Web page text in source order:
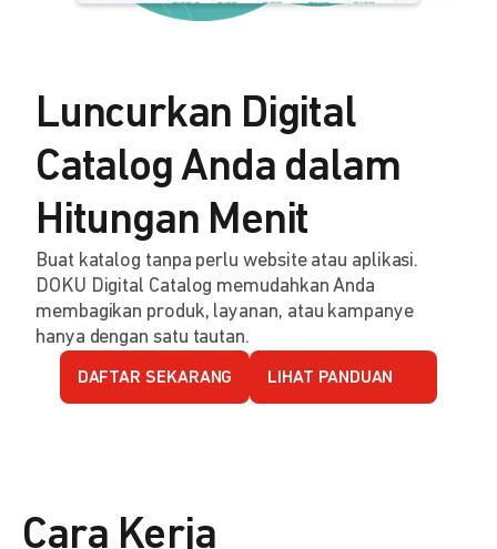
Luncurkan Digital
Catalog Anda dalam
Hitungan Menit
Buat katalog tanpa perlu website atau aplikasi.
DOKU Digital Catalog memudahkan Anda
membagikan produk, layanan, atau kampanye
hanya dengan satu tautan.
DAFTAR SEKARANG LIHAT PANDUAN
Cara Kerja